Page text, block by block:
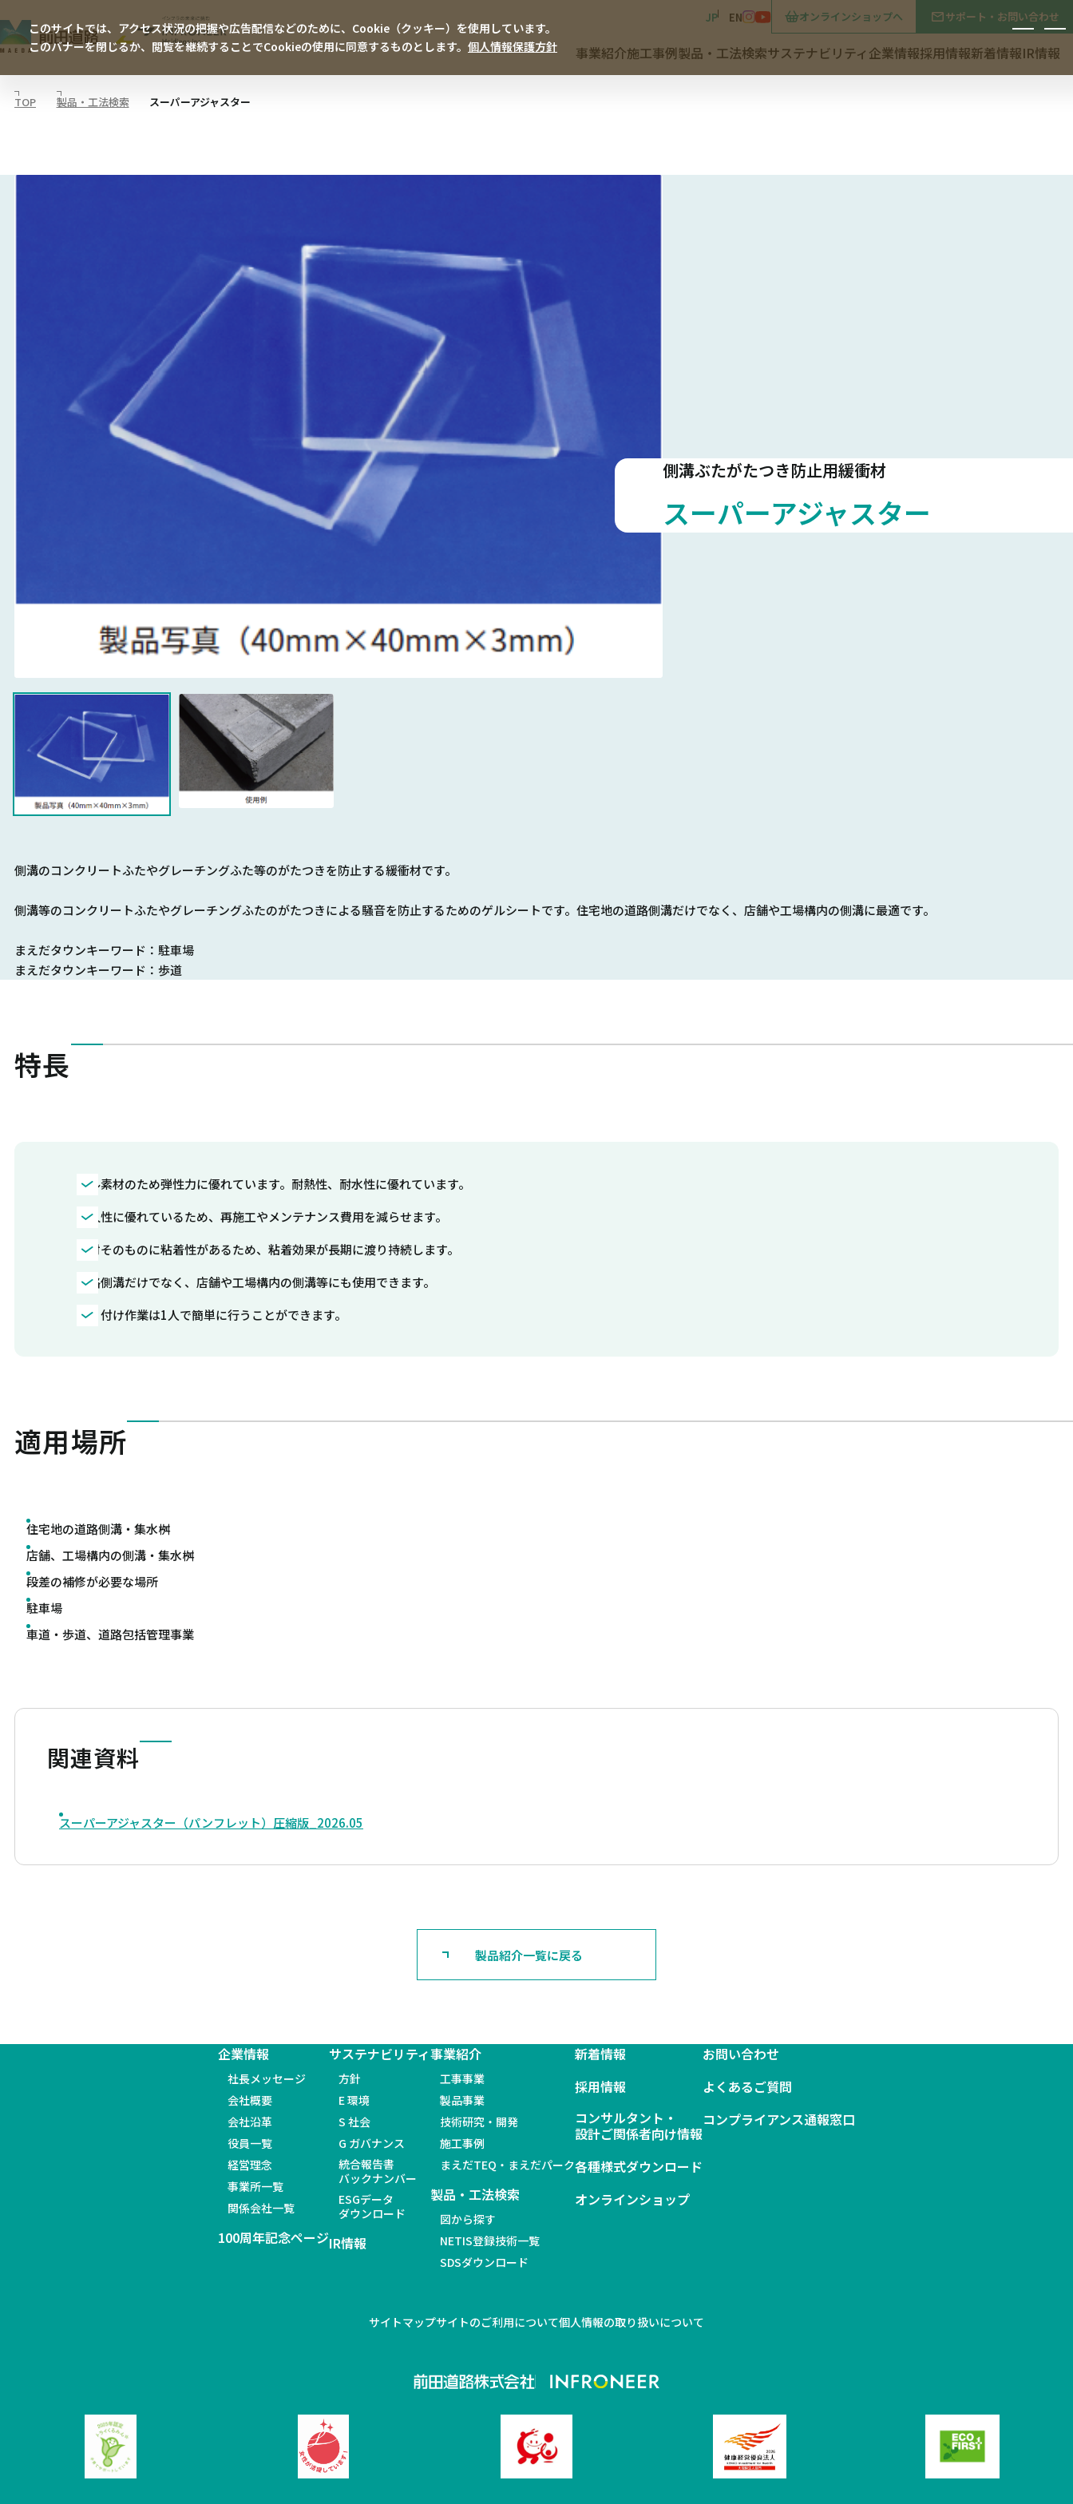
JP EN オンラインショップへ サポート・お問い合わせ
事業紹介施工事例製品・工法検索サステナビリティ 企業情報採用情報新着情報IR情報
このサイトでは、アクセス状況の把握や広告配信などのために、Cookie（クッキー）を使用しています。
このバナーを閉じるか、閲覧を継続することでCookieの使用に同意するものとします。 個人情報保護方針
TOP 製品・工法検索 スーパーアジャスター
側溝ぶたがたつき防止用緩衝材
スーパーアジャスター
側溝のコンクリートふたやグレーチングふた等のがたつきを防止する緩衝材です。
側溝等のコンクリートふたやグレーチングふたのがたつきによる騒音を防止するためのゲルシートです。住宅地の道路側溝だけでなく、店舗や工場構内の側溝に最適です。
まえだタウンキーワード：駐車場
まえだタウンキーワード：歩道
特長
ゲル素材のため弾性力に優れています。耐熱性、耐水性に優れています。
耐久性に優れているため、再施工やメンテナンス費用を減らせます。
素材そのものに粘着性があるため、粘着効果が長期に渡り持続します。
道路側溝だけでなく、店舗や工場構内の側溝等にも使用できます。
貼り付け作業は1人で簡単に行うことができます。
適用場所
住宅地の道路側溝・集水桝
店舗、工場構内の側溝・集水桝
段差の補修が必要な場所
駐車場
車道・歩道、道路包括管理事業
関連資料
スーパーアジャスター（パンフレット）圧縮版_2026.05
製品紹介一覧に戻る
企業情報
社長メッセージ
会社概要
会社沿革
役員一覧
経営理念
事業所一覧
関係会社一覧
100周年記念ページ
サステナビリティ
方針
E 環境
S 社会
G ガバナンス
統合報告書
バックナンバー
ESGデータ
ダウンロード
IR情報
事業紹介
工事事業
製品事業
技術研究・開発
施工事例
まえだTEQ・まえだパーク
製品・工法検索
図から探す
NETIS登録技術一覧
SDSダウンロード
新着情報
採用情報
コンサルタント・
設計ご関係者向け情報
各種様式ダウンロード
オンラインショップ
お問い合わせ
よくあるご質問
コンプライアンス通報窓口
サイトマップサイトのご利用について個人情報の取り扱いについて